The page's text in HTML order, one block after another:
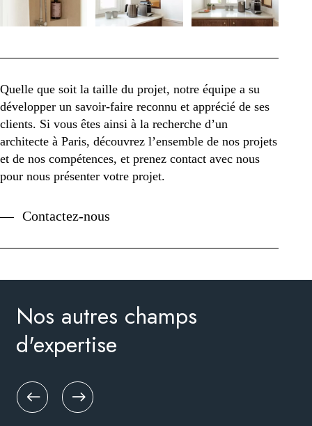
Quelle que soit la taille du projet, notre équipe a su
développer un savoir-faire reconnu et apprécié de ses
clients. Si vous êtes ainsi à la recherche d’un
architecte à Paris, découvrez l’ensemble de nos projets
et de nos compétences, et prenez contact avec nous
pour nous présenter votre projet.
Contactez-nous
Nos autres champs
d'expertise